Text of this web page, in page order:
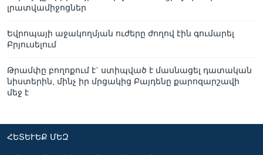
լրատվամիջոցներ
Եվրոպայի աջակողմյան ուժերը ժողով էին գումարել
Բրյուսելում
Թրամփը բողոքում է` ստիպված է մասնացել դատական
նիստերին, մինչ իր մրցակից Բայդենը քարոզարշավի
մեջ է
ՀԵՏԵՒԵՔ ՄԵԶ